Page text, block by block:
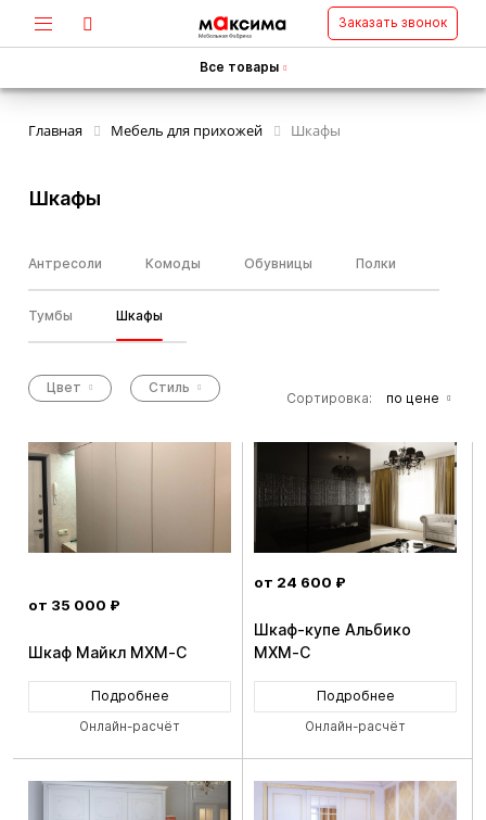
Заказать звонок
Все товары
Главная Мебель для прихожей Шкафы
Шкафы
Антресоли Комоды Обувницы Полки
Тумбы Шкафы
Цвет Стиль
Сортировка: по цене
от 35 000 ₽
Шкаф Майкл MXM-C
Подробнее
Онлайн-расчёт
от 24 600 ₽
Шкаф-купе Альбико
MXM-C
Подробнее
Онлайн-расчёт